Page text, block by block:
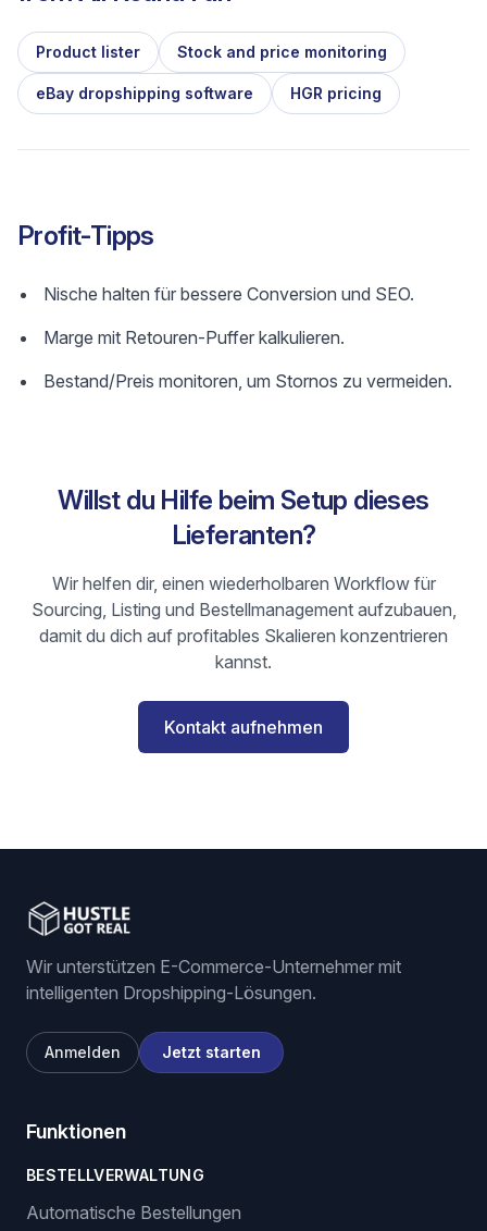
Product lister Stock and price monitoring
eBay dropshipping software HGR pricing
Profit-Tipps
Nische halten für bessere Conversion und SEO.
Marge mit Retouren-Puffer kalkulieren.
Bestand/Preis monitoren, um Stornos zu vermeiden.
Willst du Hilfe beim Setup dieses
Lieferanten?
Wir helfen dir, einen wiederholbaren Workflow für
Sourcing, Listing und Bestellmanagement aufzubauen,
damit du dich auf profitables Skalieren konzentrieren
kannst.
Kontakt aufnehmen
Wir unterstützen E-Commerce-Unternehmer mit
intelligenten Dropshipping-Lösungen.
Anmelden Jetzt starten
Funktionen
BESTELLVERWALTUNG
Automatische Bestellungen